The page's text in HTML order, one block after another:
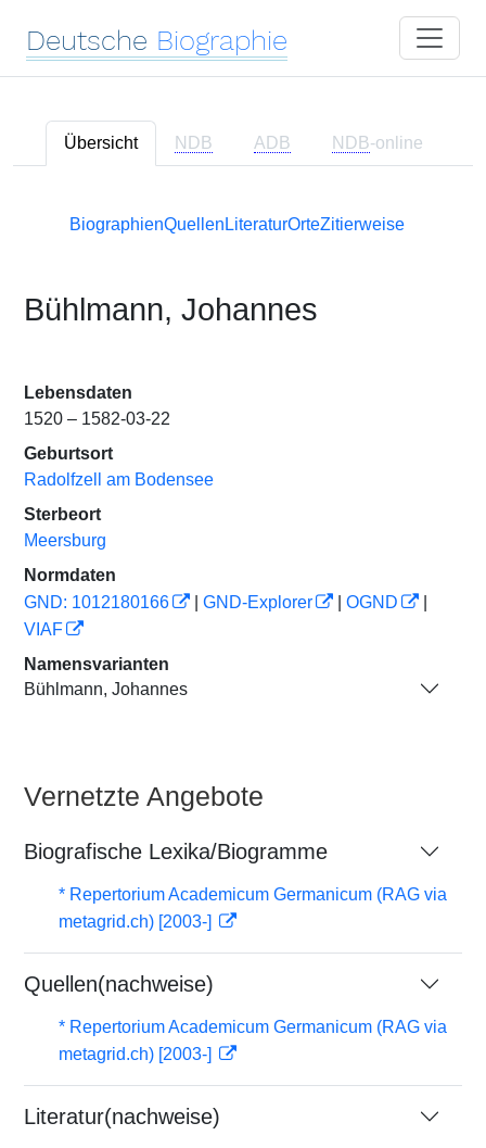
Deutsche Biographie
Übersicht NDB ADB NDB-online
BiographienQuellen LiteraturOrteZitierweise
Bühlmann, Johannes
Lebensdaten
1520 – 1582-03-22
Geburtsort
Radolfzell am Bodensee
Sterbeort
Meersburg
Normdaten
GND: 1012180166
GND-Explorer OGND
VIAF
Namensvarianten
Bühlmann, Johannes
Vernetzte Angebote
Biografische Lexika/Biogramme
* Repertorium Academicum Germanicum (RAG via
metagrid.ch) [2003-]
Quellen(nachweise)
* Repertorium Academicum Germanicum (RAG via
metagrid.ch) [2003-]
Literatur(nachweise)